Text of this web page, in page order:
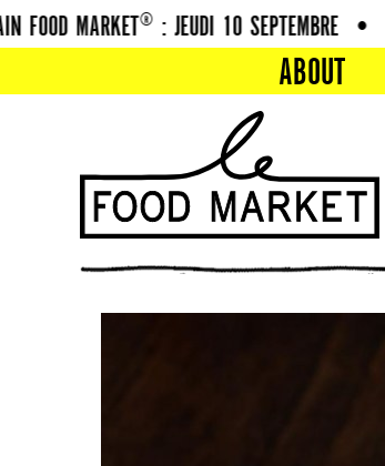
FOOD MARKET® : JEUDI 10 SEPTEMBRE •
ABOUT